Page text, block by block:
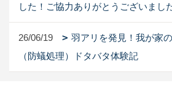
した！ご協力ありがとうございまし
26/06/19
羽アリを発見！我が家
（防蟻処理）ドタバタ体験記